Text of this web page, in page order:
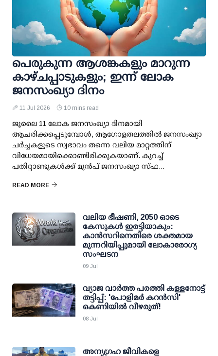
പെരുകുന്ന ആശങ്കകളും മാറുന്ന
കാഴ്ചപ്പാടുകളും; ഇന്ന് ലോക
ജനസംഖ്യാ ദിനം
11 Jul 2026 10 mins read
ജൂലൈ 11 ലോക ജനസംഖ്യാ ദിനമായി
ആചരിക്കപ്പെടുമ്പോള്‍, ആഗോളതലത്തില്‍ ജനസംഖ്യാ
ചര്‍ച്ചകളുടെ സ്വഭാവം തന്നെ വലിയ മാറ്റത്തിന്
വിധേയമായിക്കൊണ്ടിരിക്കുകയാണ്. കുറച്ച്
പതിറ്റാണ്ടുകള്‍ക്ക് മുന്‍പ് ജനസംഖ്യാ സ്‌ഫ...
READ MORE
വലിയ ഭീഷണി, 2050 ഓടെ
കേസുകള്‍ ഇരട്ടിയാകും:
കാന്‍സറിനെതിരെ ശക്തമായ
മുന്നറിയിപ്പുമായി ലോകാരോഗ്യ
സംഘടന
09 Jul
വ്യാജ വാര്‍ത്ത പരത്തി കള്ളനോട്ട്
തട്ടിപ്പ്: 'പോളിമര്‍ കറന്‍സി'
കെണിയില്‍ വീഴരുത്!
08 Jul
അന്യഗ്രഹ ജീവികളെ